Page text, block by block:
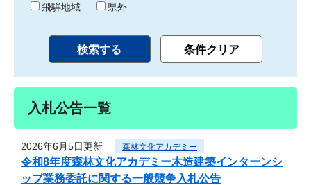
飛騨地域
県外
入札公告一覧
2026年6月5日更新 森林文化アカデミー
令和8年度森林文化アカデミー木造建築インターンシ
ップ業務委託に関する一般競争入札公告